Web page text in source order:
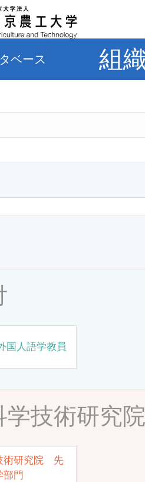
ベース 組
人語学教員
学技術研究
術研究院 先
部門